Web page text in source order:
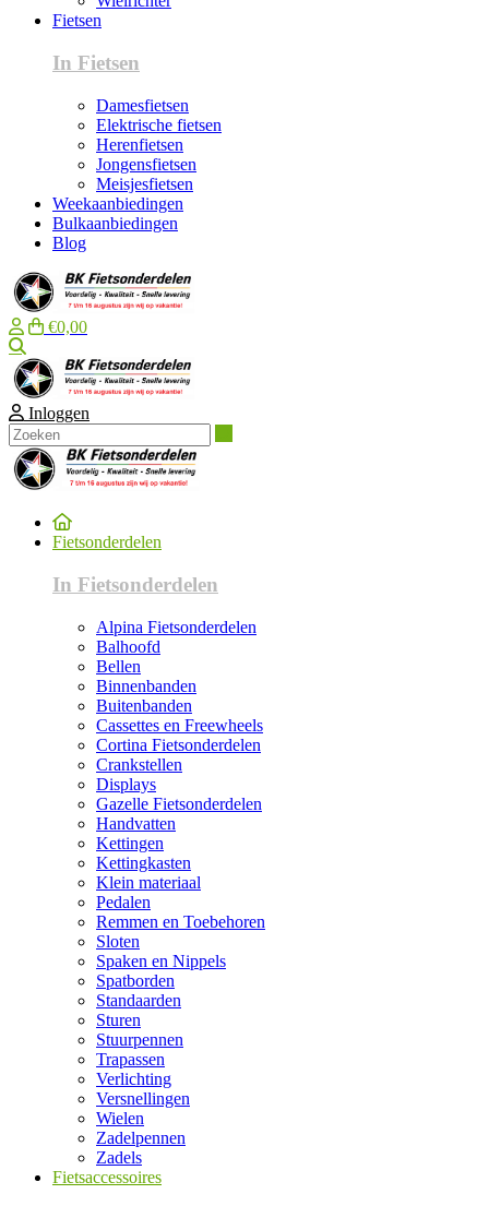
Fietsen
In Fietsen
Damesfietsen
Elektrische fietsen
Herenfietsen
Jongensfietsen
Meisjesfietsen
Weekaanbiedingen
Bulkaanbiedingen
Blog
€0,00
Inloggen
Fietsonderdelen
In Fietsonderdelen
Alpina Fietsonderdelen
Balhoofd
Bellen
Binnenbanden
Buitenbanden
Cassettes en Freewheels
Cortina Fietsonderdelen
Crankstellen
Displays
Gazelle Fietsonderdelen
Handvatten
Kettingen
Kettingkasten
Klein materiaal
Pedalen
Remmen en Toebehoren
Sloten
Spaken en Nippels
Spatborden
Standaarden
Sturen
Stuurpennen
Trapassen
Verlichting
Versnellingen
Wielen
Zadelpennen
Zadels
Fietsaccessoires